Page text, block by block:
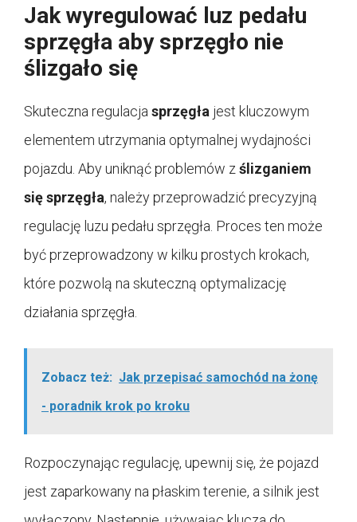
Jak wyregulować luz pedału
sprzęgła aby sprzęgło nie
ślizgało się
Skuteczna regulacjasprzęgła jest kluczowym
elementem utrzymania optymalnej wydajności
pojazdu. Aby uniknąć problemów zślizganiem
się sprzęgła, należy przeprowadzić precyzyjną
regulację luzu pedału sprzęgła. Proces ten może
być przeprowadzony w kilku prostych krokach,
które pozwolą na skuteczną optymalizację
działania sprzęgła.
Zobacz też: Jak przepisać samochód na żonę
- poradnik krok po kroku
Rozpoczynając regulację, upewnij się, że pojazd
jest zaparkowany na płaskim terenie, a silnik jest